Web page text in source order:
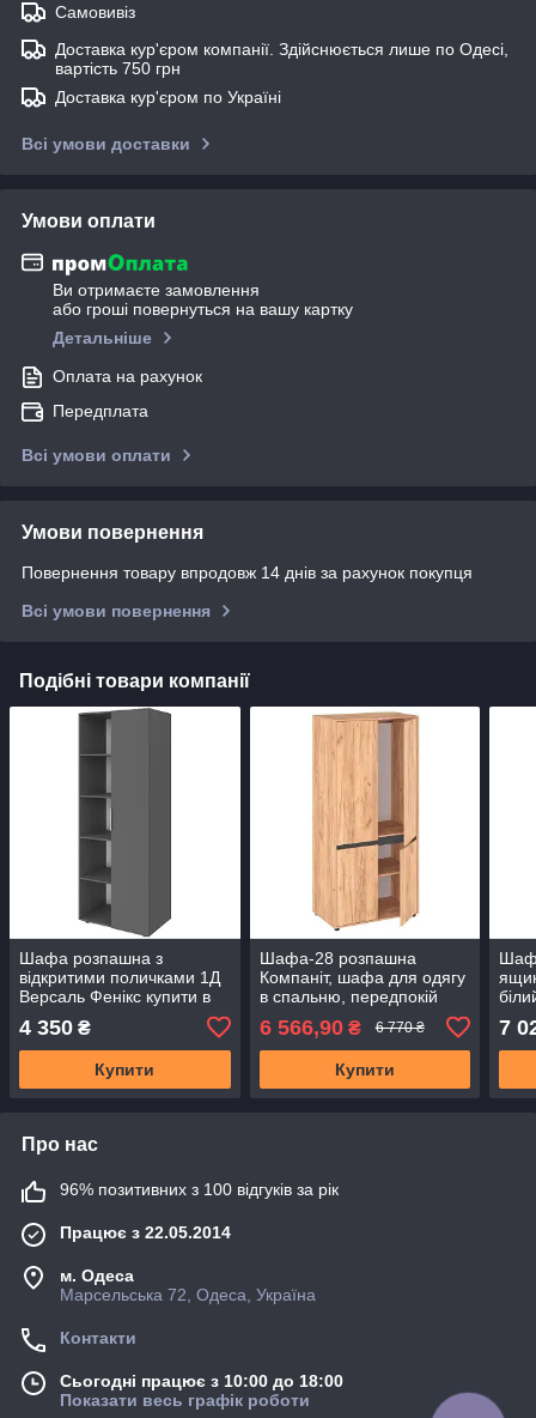
Самовивіз
Доставка кур'єром компанії. Здійснюється лише по Одесі,
вартість 750 грн
Доставка кур'єром по Україні
Всі умови доставки
Умови оплати
Ви отримаєте замовлення
або гроші повернуться на вашу картку
Детальніше
Оплата на рахунок
Передплата
Всі умови оплати
Умови повернення
Повернення товару впродовж 14 днів за рахунок покупця
Всі умови повернення
Подібні товари компанії
Шафа розпашна з
відкритими поличками 1Д
Версаль Фенікс купити в
4 350 ₴
Купити
Шафа-28 розпашна
Компаніт, шафа для одягу
в спальню, передпокій
6 566,90₴ 6 770 ₴
Купити
7
Про нас
96% позитивних з 100 відгуків за рік
Працює з 22.05.2014
м. Одеса
Марсельська 72, Одеса, Україна
Контакти
Сьогодні працює з 10:00 до 18:00
Показати весь графік роботи